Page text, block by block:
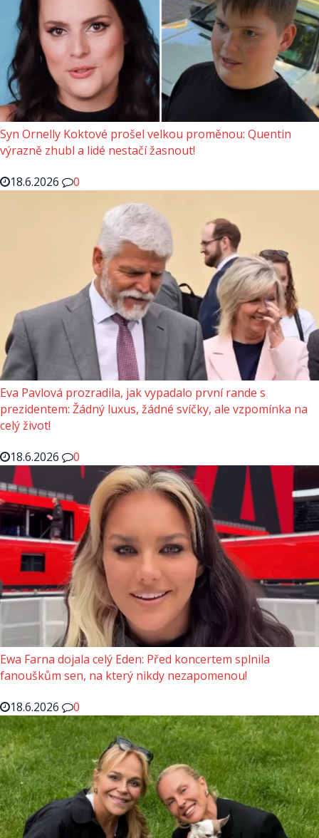
Syn Ornelly Koktové prošel velkou proměnou: Quentin
výrazně zhubl a lidé nestačí žasnout!
18.6.2026
0
Eva Pavlová prozradila, jak vypadalo první rande s
prezidentem: Žádný luxus, žádné svíčky, ale vzpomínka na
celý život!
18.6.2026
0
Ewa Farna dojala celý Eden: Před koncertem splnila
fanouškům sen, na který nikdy nezapomenou!
18.6.2026
0